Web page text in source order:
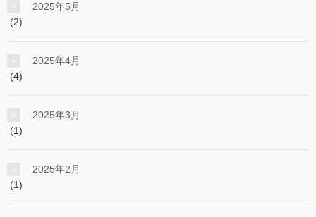
2025年5月
(2)
2025年4月
(4)
2025年3月
(1)
2025年2月
(1)